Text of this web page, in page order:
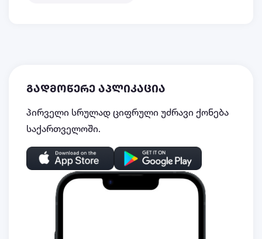
გადმოწერე აპლიკაცია
პირველი სრულად ციფრული უძრავი ქონება
საქართველოში.